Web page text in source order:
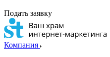
Подать заявку
Компания